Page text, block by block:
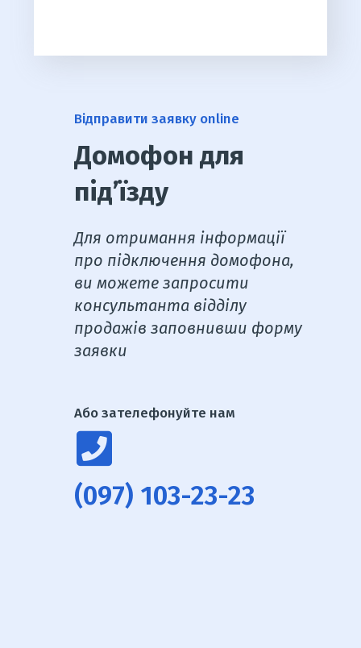
Відправити заявку online
Домофон для
під’їзду
Для отримання інформації
про підключення домофона,
ви можете запросити
консультанта відділу
продажів заповнивши форму
заявки
Або зателефонуйте нам
(097) 103-23-23